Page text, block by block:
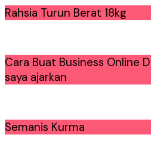
Rahsia Turun Berat 18kg
Cara Buat Business Online
saya ajarkan
Semanis Kurma